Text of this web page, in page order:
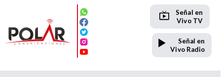
Señal en
Vivo TV
Señal en
Vivo Radio